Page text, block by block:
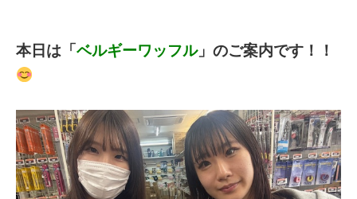
本日は「 ベルギーワッフル」のご案内です！！